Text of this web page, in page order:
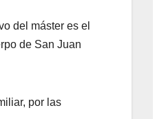
del máster es el
de San Juan
por las